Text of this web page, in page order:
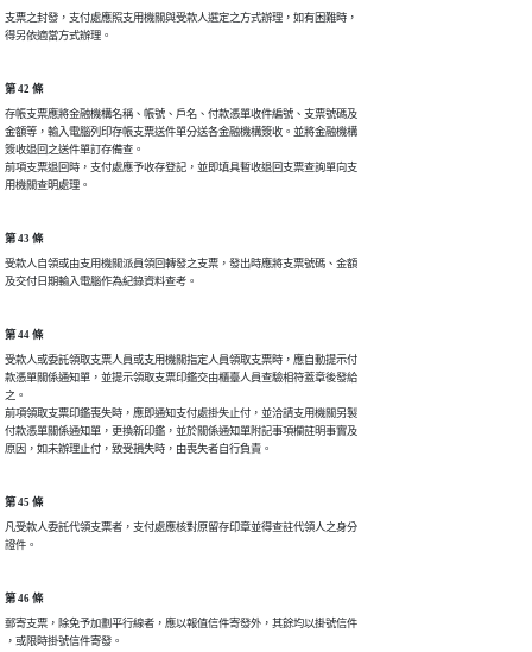
支票之封發，支付處應照支用機關與受款人選定之方式辦理，如有困難時，
得另依適當方式辦理。
第 42 條
存帳支票應將金融機構名稱、帳號、戶名、付款憑單收件編號、支票號碼及
金額等，輸入電腦列印存帳支票送件單分送各金融機構簽收。並將金融機構
簽收退回之送件單訂存備查。
前項支票退回時，支付處應予收存登記，並即填具暫收退回支票查詢單向支
用機關查明處理。
第 43 條
受款人自領或由支用機關派員領回轉發之支票，發出時應將支票號碼、金額
及交付日期輸入電腦作為紀錄資料查考。
第 44 條
受款人或委託領取支票人員或支用機關指定人員領取支票時，應自動提示付
款憑單關係通知單，並提示領取支票印鑑交由櫃臺人員查驗相符蓋章後發給
之。
前項領取支票印鑑喪失時，應即通知支付處掛失止付，並洽請支用機關另製
付款憑單關係通知單，更換新印鑑，並於關係通知單附記事項欄註明事實及
原因，如未辦理止付，致受損失時，由喪失者自行負責。
第 45 條
凡受款人委託代領支票者，支付處應核對原留存印章並得查註代領人之身分
證件。
第 46 條
郵寄支票，除免予加劃平行線者，應以報值信件寄發外，其餘均以掛號信件
，或限時掛號信件寄發。